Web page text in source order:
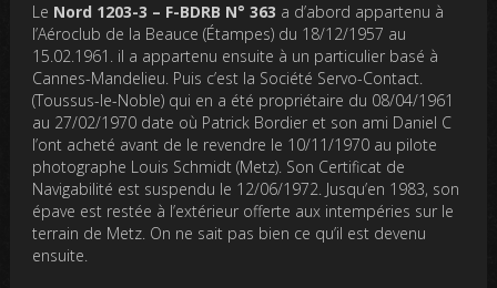
Le Nord 1203-3 – F-BDRB N° 363 a d’abord appartenu à
l’Aéroclub de la Beauce (Étampes) du 18/12/1957 au
15.02.1961. il a appartenu ensuite à un particulier basé à
Cannes-Mandelieu. Puis c’est la Société Servo-Contact.
(Toussus-le-Noble) qui en a été propriétaire du 08/04/1961
au 27/02/1970 date où Patrick Bordier et son ami Daniel C
l’ont acheté avant de le revendre le 10/11/1970 au pilote
photographe Louis Schmidt (Metz). Son Certificat de
Navigabilité est suspendu le 12/06/1972. Jusqu’en 1983, son
épave est restée à l’extérieur offerte aux intempéries sur le
terrain de Metz. On ne sait pas bien ce qu’il est devenu
ensuite.